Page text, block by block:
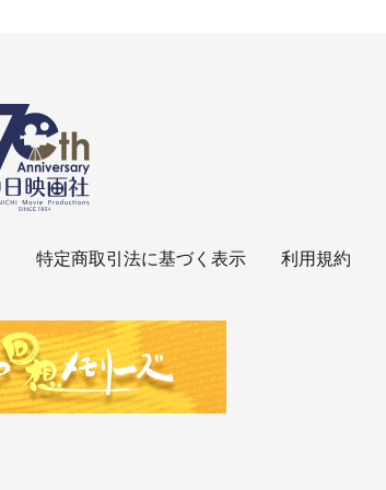
特定商取引法に基づく表示 利用規約